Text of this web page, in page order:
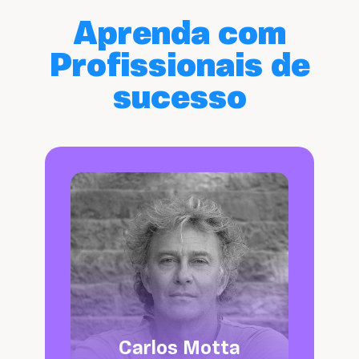
Aprenda com
Profissionais de
sucesso
Carlos Motta